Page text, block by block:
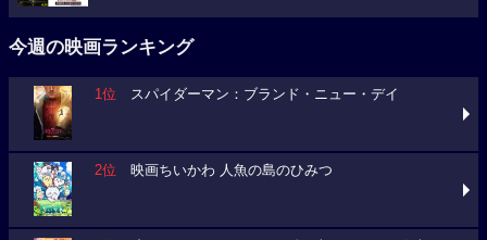
今週の映画ランキング
1位 スパイダーマン：ブランド・ニュー・デイ
2位 映画ちいかわ 人魚の島のひみつ